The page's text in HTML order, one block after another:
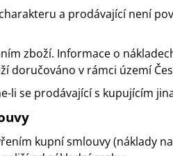
a prodávající není
zboží. Informace o
doručováno v rámci území
li se prodávající s kupujícím
kupní smlouvy (náklady